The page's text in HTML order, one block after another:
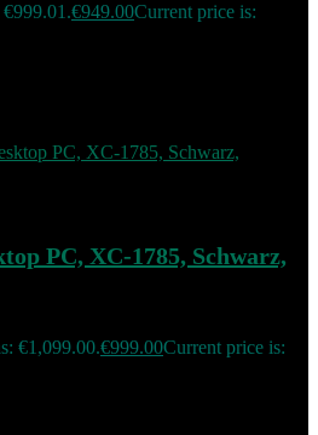
€949.00Current price is:
PC, XC-1785, Schwarz,
€1,099.00.€999.00Current price is: